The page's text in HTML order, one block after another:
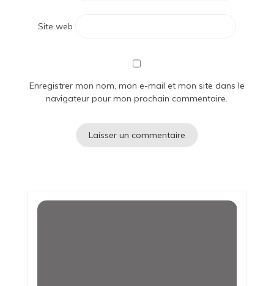
Site web
Enregistrer mon nom, mon e-mail et mon site dans le
navigateur pour mon prochain commentaire.